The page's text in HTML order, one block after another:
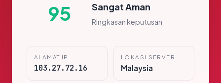
95 Sangat Aman
Ringkasan keputusan
ALAMAT IP
103.27.72.16
LOKASI SERVER
Malaysia